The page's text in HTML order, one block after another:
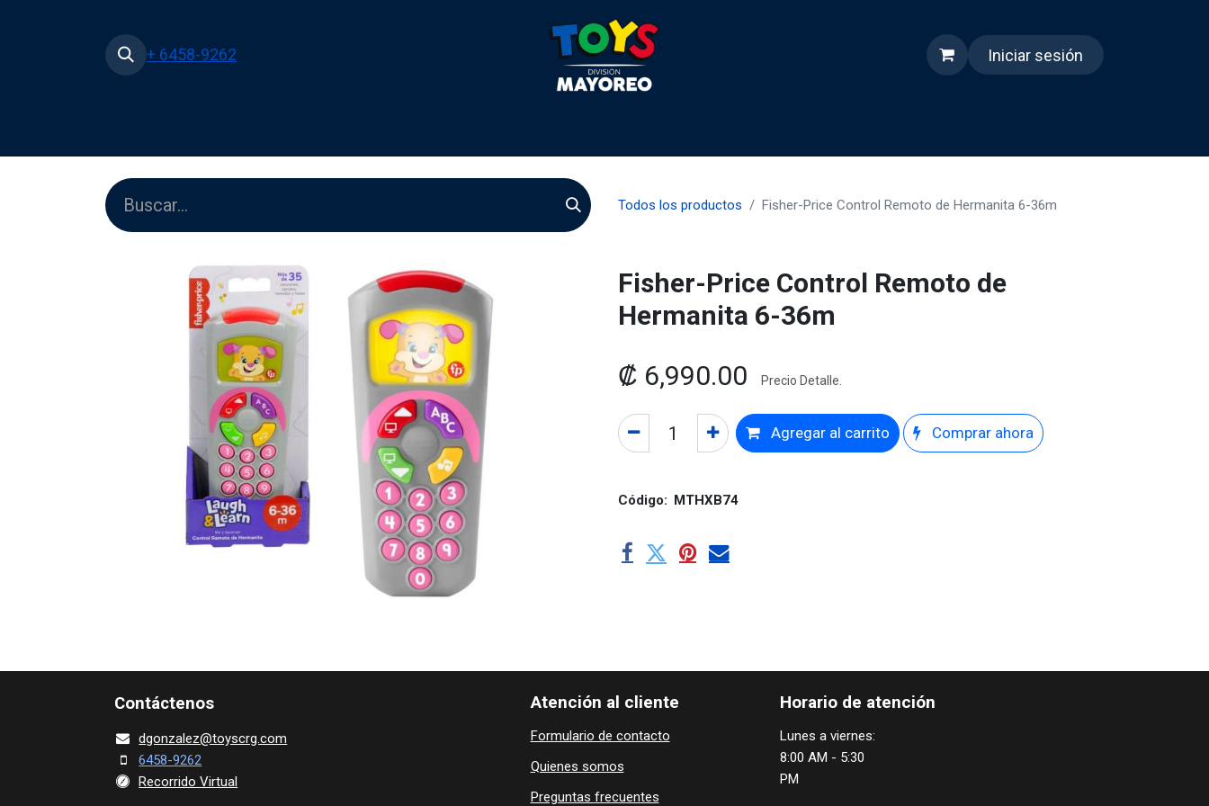
+ 6458-9262 Iniciar sesión
Todos los productos Fisher-Price Control Remoto de Hermanita 6-36m
Fisher-Price Control Remoto de
Hermanita 6-36m
₡ 6,990.00 Precio Detalle.
Agregar al carrito Comprar ahora
Código: MTHXB74
Contácte​nos
dgonza​lez@toy​scrg.c​o​m
6458-9262
Recorrido Virtual
Horario de atención
Lunes a viernes:
8:00 AM - 5:30
PM
Atención al cliente
Formulario de contacto
Quienes ​som​​​os
Preguntas frecuentes